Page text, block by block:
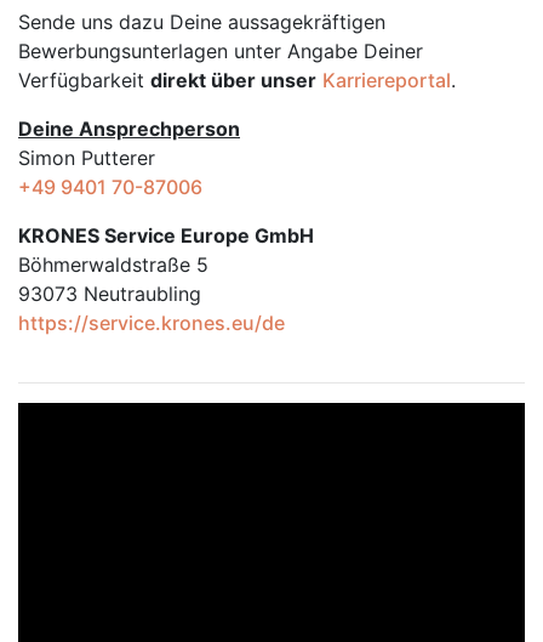
Sende uns dazu Deine aussage­kräftigen
Bewerbungsunterlagen unter Angabe Deiner
Verfügbarkeit direkt über unser Karriereportal.
Deine Ansprechperson
Simon Putterer
+49 9401 70-87006
KRONES Service Europe GmbH
Böhmerwaldstraße 5
93073 Neutraubling
https://service.krones.eu/de